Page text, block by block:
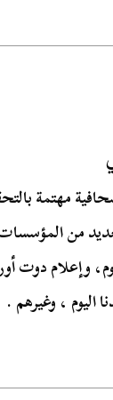
مهتمة
من
وإعلام دوت
اليوم ، وغيرهم .